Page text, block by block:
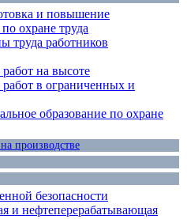
и повышение
охране труда
труда работников
на высоте
в ограниченных и
образование по охране
производстве
безопасности
и нефтеперерабатывающая